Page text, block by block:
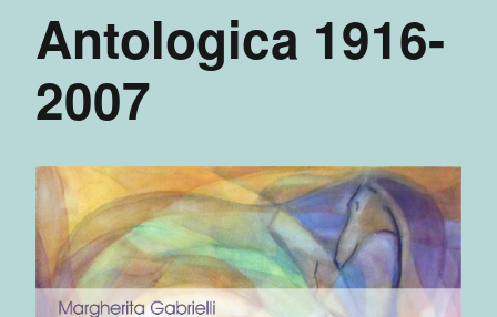
Antologica 1916-
2007